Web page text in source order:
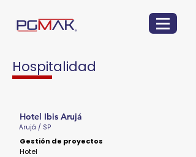
Hospitalidad
Hotel Ibis Arujá
Arujá / SP
Gestión de proyectos
Hotel